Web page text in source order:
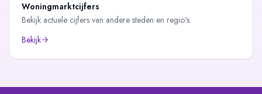
Woningmarktcijfers
Bekijk actuele cijfers van andere steden en regio's.
Bekijk